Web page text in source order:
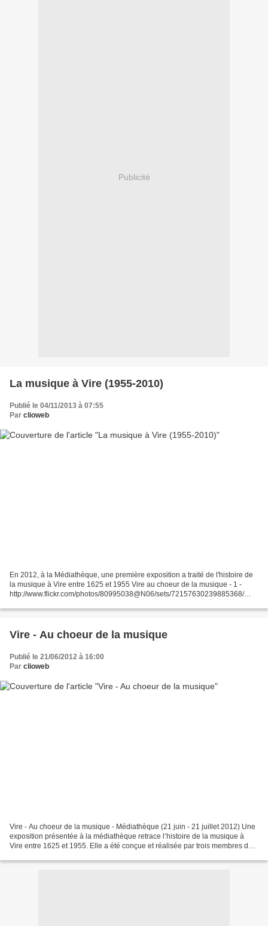
Publicité
La musique à Vire (1955-2010)
Publié le 04/11/2013 à 07:55
Par clioweb
En 2012, à la Médiathèque, une première exposition a traité de l'histoire de
la musique à Vire entre 1625 et 1955 Vire au choeur de la musique - 1 -
http://www.flickr.com/photos/80995038@N06/sets/72157630239885368/
Vire - Au choeur de la musique
Publié le 21/06/2012 à 16:00
Par clioweb
Vire - Au choeur de la musique - Médiathèque (21 juin - 21 juillet 2012) Une
exposition présentée à la médiathèque retrace l’histoire de la musique à
Vire entre 1625 et 1955. Elle a été conçue et réalisée par trois membres de